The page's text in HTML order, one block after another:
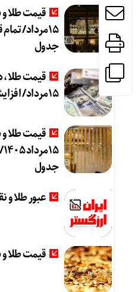
قیمت طلا
15مرداد/
جدول
قیمت طلا،
15مرداد/ افزایش قیمت ها + جدول
قیمت طلا
جدول
عبور طلا و
قیمت طلا و